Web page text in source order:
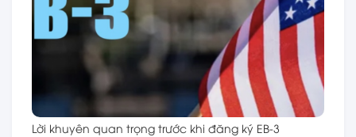
Lời khuyên quan trọng trước khi đăng ký EB-3